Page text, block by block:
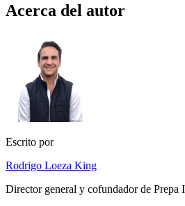
Acerca del autor
Escrito por
Rodrigo Loeza King
Director general y cofundador de Prepa